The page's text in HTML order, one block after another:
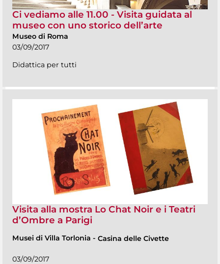
Ci vediamo alle 11.00 - Visita guidata al
museo con uno storico dell’arte
Museo di Roma
03/09/2017
Didattica per tutti
Visita alla mostra Lo Chat Noir e i Teatri
d’Ombre a Parigi
Musei di Villa Torlonia - Casina delle Civette
03/09/2017